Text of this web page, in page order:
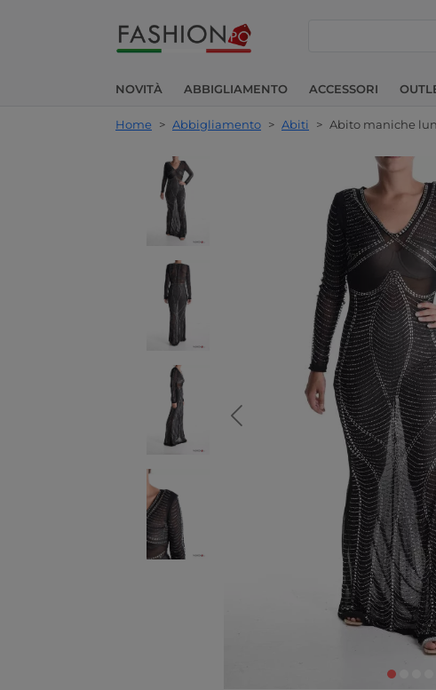
NOVITÀ ABBIGLIAMENTO ACCESSORI
Home > Abbigliamento > Abiti > Abito maniche